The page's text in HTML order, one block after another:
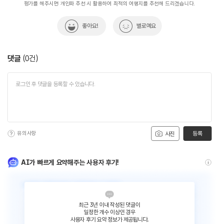
평가를 해주시면 개인화 추천 시 활용하여 최적의 여행지를 추천해 드리겠습니다.
좋아요! 별로예요
댓글 (0건)
사진
유의사항 등록
AI가 빠르게 요약해주는 사용자 후기!
최근 3년 이내 작성된 댓글이
일정한 개수 이상인 경우
사용자 후기 요약 정보가 제공됩니다.